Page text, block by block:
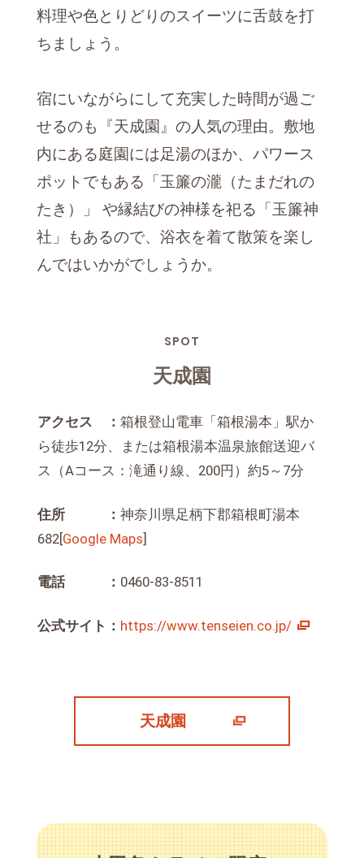
料理や色とりどりのスイーツに舌鼓を打
ちましょう。
宿にいながらにして充実した時間が過ご
せるのも『天成園』の人気の理由。敷地
内にある庭園には足湯のほか、パワース
ポットでもある「玉簾の瀧（たまだれの
たき）」 や縁結びの神様を祀る「玉簾神
社」もあるので、浴衣を着て散策を楽し
んではいかがでしょうか。
SPOT
天成園
アクセス ：箱根登山電車「箱根湯本」駅か
ら徒歩12分、または箱根湯本温泉旅館送迎バ
ス（Aコース：滝通り線、200円）約5～7分
住所 ：神奈川県足柄下郡箱根町湯本
682[Google Maps]
電話 ： 0460-83-8511
公式サイト： https://www.tenseien.co.jp/
天成園